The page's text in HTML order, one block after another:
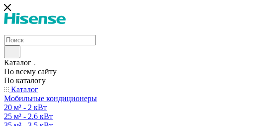
Каталог
По всему сайту
По каталогу
Каталог
Мобильные кондиционеры
20 м² - 2 кВт
25 м² - 2.6 кВт